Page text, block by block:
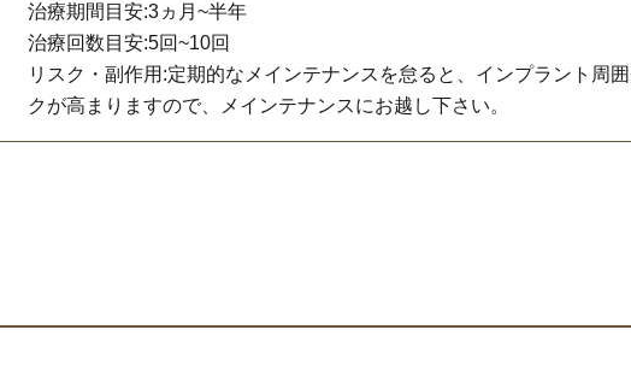
治療期間目安:3ヵ月~半年
治療回数目安:5回~10回
リスク・副作用:定期的なメインテナンスを怠ると、インプラント周
クが高まりますので、メインテナンスにお越し下さい。